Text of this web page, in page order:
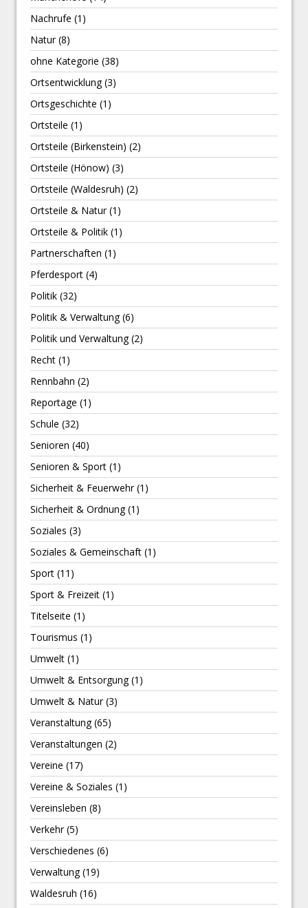
Nachrufe (1)
Natur(8)
ohne Kategorie (38)
Ortsentwicklung(3)
Ortsgeschichte (1)
Ortsteile (1)
Ortsteile (Birkenstein) (2)
Ortsteile (Hönow) (3)
Ortsteile (Waldesruh) (2)
Ortsteile & Natur(1)
Ortsteile & Politik (1)
Partnerschaften (1)
Pferdesport (4)
Politik (32)
Politik & Verwaltung(6)
Politik und Verwaltung(2)
Recht (1)
Rennbahn (2)
Reportage (1)
Schule (32)
Senioren (40)
Senioren & Sport (1)
Sicherheit & Feuerwehr(1)
Sicherheit & Ordnung(1)
Soziales (3)
Soziales & Gemeinschaft (1)
Sport (11)
Sport & Freizeit (1)
Titelseite (1)
Tourismus (1)
Umwelt (1)
Umwelt & Entsorgung(1)
Umwelt & Natur(3)
Veranstaltung(65)
Veranstaltungen (2)
Vereine (17)
Vereine & Soziales (1)
Vereinsleben (8)
Verkehr(5)
Verschiedenes (6)
Verwaltung(19)
Waldesruh (16)